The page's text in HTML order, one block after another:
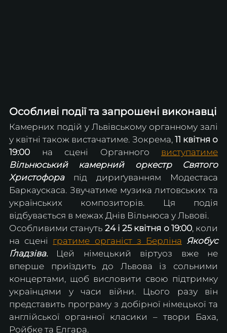
Особливі події та запрошені виконавці
Камерних подій у Львівському органному залі
у квітні також вистачатиме. Зокрема, 11 квітня о
19:00 на сцені Органного виступатиме
Вільнюський камерний оркестр Святого
Христофора під дириґуванням Модестаса
Баркаускаса. Звучатиме музика литовських та
українських композиторів. Ця подія
відбувається в межах Днів Вільнюса у Львові.
Особливими стануть 24 і 25 квітня о 19:00, коли
на сцені гратиме органіст з Берліна Якобус
Ґладзіва. Цей німецький віртуоз вже не
вперше приїздить до Львова із сольними
концертами, щоб висловити свою підтримку
українцями у часи війни. Цього разу він
представить програму з добірної німецької та
англійської органної класики – твори Баха,
Ройбке та Елгара.